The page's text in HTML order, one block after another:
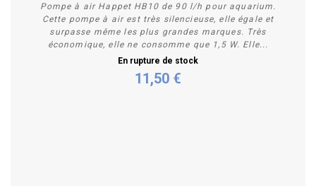
Pompe à air Happet HB10 de 90 l/h pour aquarium.
Cette pompe à air est très silencieuse, elle égale et
surpasse même les plus grandes marques. Très
économique, elle ne consomme que 1,5 W. Elle...
En rupture de stock
11,50 €